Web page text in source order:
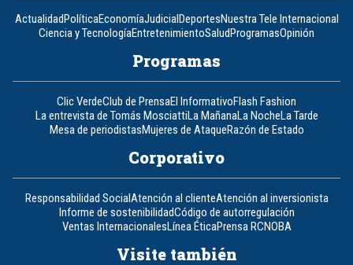
ActualidadPolíticaEconomíaJudicialDeportesNuestra Tele Internacional
Ciencia y TecnologíaEntretenimientoSaludProgramasOpinión
Programas
Clic VerdeClub de PrensaEl InformativoFlash Fashion
La entrevista de Tomás MosciattiLa MañanaLa NocheLa Tarde
Mesa de periodistasMujeres de AtaqueRazón de Estado
Corporativo
Responsabilidad SocialAtención al clienteAtención al inversionista
Informe de sostenibilidadCódigo de autorregulación
Ventas InternacionalesLínea ÉticaPrensa RCNOBA
Visite también